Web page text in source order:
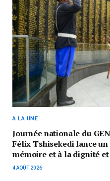
A LA UNE
Journée nationale du
Félix Tshisekedi lance
mémoire et à la dignité
4 AOÛT 2026